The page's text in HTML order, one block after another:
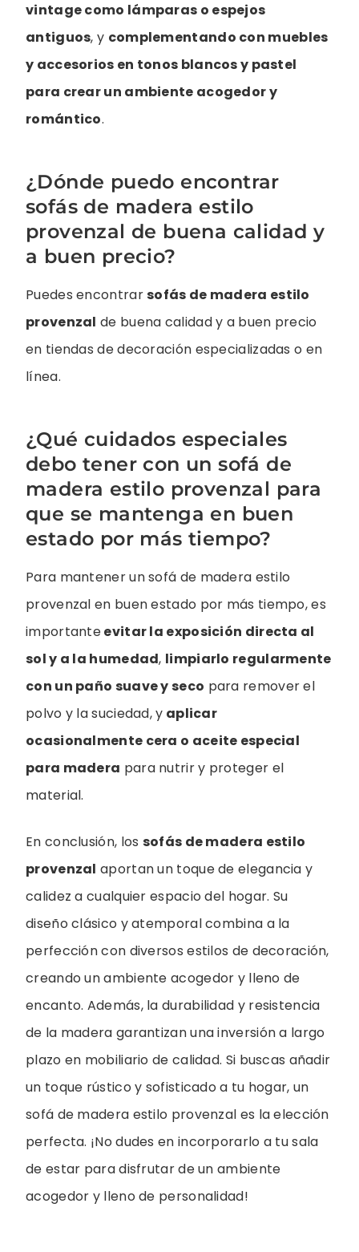
vintage como lámparas o espejos
antiguos, y complementando con muebles
y accesorios en tonos blancos y pastel
para crear un ambiente acogedor y
romántico.
¿Dónde puedo encontrar
sofás de madera estilo
provenzal de buena calidad y
a buen precio?
Puedes encontrarsofás de madera estilo
provenzal de buena calidad y a buen precio
en tiendas de decoración especializadas o en
línea.
¿Qué cuidados especiales
debo tener con un sofá de
madera estilo provenzal para
que se mantenga en buen
estado por más tiempo?
Para mantener un sofá de madera estilo
provenzal en buen estado por más tiempo, es
importanteevitar la exposición directa al
sol y a la humedad, limpiarlo regularmente
con un paño suave y seco para remover el
polvo y la suciedad, y aplicar
ocasionalmente cera o aceite especial
para madera para nutrir y proteger el
material.
En conclusión, los sofás de madera estilo
provenzal aportan un toque de elegancia y
calidez a cualquier espacio del hogar. Su
diseño clásico y atemporal combina a la
perfección con diversos estilos de decoración,
creando un ambiente acogedor y lleno de
encanto. Además, la durabilidad y resistencia
de la madera garantizan una inversión a largo
plazo en mobiliario de calidad. Si buscas añadir
un toque rústico y sofisticado a tu hogar, un
sofá de madera estilo provenzal es la elección
perfecta. ¡No dudes en incorporarlo a tu sala
de estar para disfrutar de un ambiente
acogedor y lleno de personalidad!